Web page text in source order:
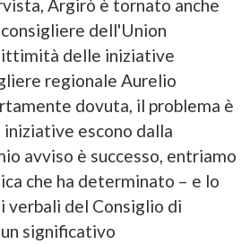
Argirò è tornato anche
dell'Union
delle iniziative
regionale Aurelio
dovuta, il problema è
escono dalla
avviso è successo, entriamo
che ha determinato – e lo
del Consiglio di
significativo